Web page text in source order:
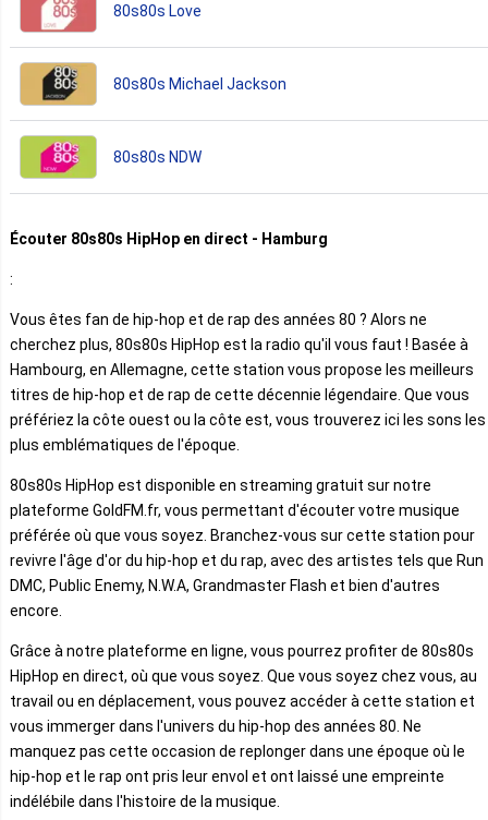
80s80s Love
80s80s Michael Jackson
80s80s NDW
Écouter 80s80s HipHop en direct - Hamburg
:
Vous êtes fan de hip-hop et de rap des années 80 ? Alors ne
cherchez plus, 80s80s HipHop est la radio qu'il vous faut ! Basée à
Hambourg, en Allemagne, cette station vous propose les meilleurs
titres de hip-hop et de rap de cette décennie légendaire. Que vous
préfériez la côte ouest ou la côte est, vous trouverez ici les sons les
plus emblématiques de l'époque.
80s80s HipHop est disponible en streaming gratuit sur notre
plateforme GoldFM.fr, vous permettant d'écouter votre musique
préférée où que vous soyez. Branchez-vous sur cette station pour
revivre l'âge d'or du hip-hop et du rap, avec des artistes tels que Run
DMC, Public Enemy, N.W.A, Grandmaster Flash et bien d'autres
encore.
Grâce à notre plateforme en ligne, vous pourrez profiter de 80s80s
HipHop en direct, où que vous soyez. Que vous soyez chez vous, au
travail ou en déplacement, vous pouvez accéder à cette station et
vous immerger dans l'univers du hip-hop des années 80. Ne
manquez pas cette occasion de replonger dans une époque où le
hip-hop et le rap ont pris leur envol et ont laissé une empreinte
indélébile dans l'histoire de la musique.